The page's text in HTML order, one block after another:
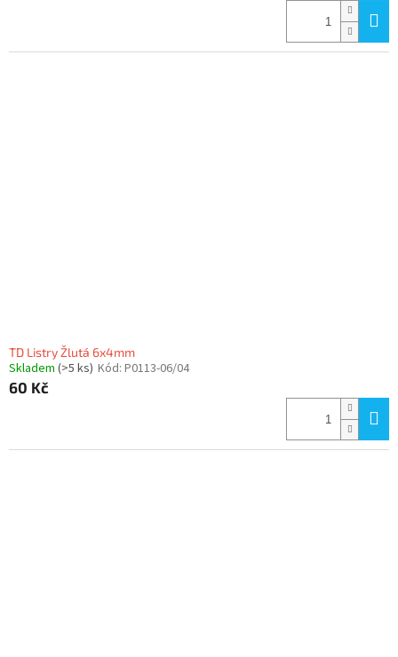
TD Listry Žlutá 6x4mm
Skladem (>5 ks) Kód: P0113-06/04
60 Kč